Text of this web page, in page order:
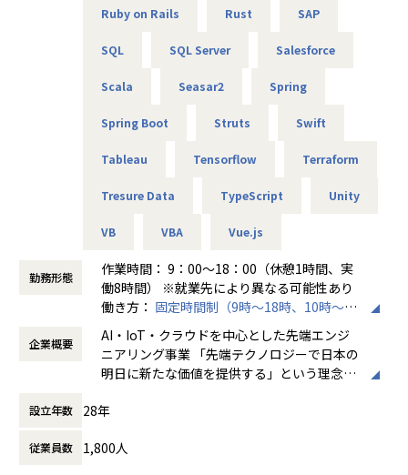
経験のある技術者をリーダーに任命し、技術者のフォロー
ができる体制を整えています。
リーダーと営業は月に1度会議の場を設けており、情報共
有を行っております。
Ruby on Rails Rust SAP
SQL SQL Server Salesforce
Scala Seasar2 Spring
Spring Boot Struts Swift
Tableau Tensorflow Terraform
Tresure Data TypeScript Unity
VB VBA Vue.js
勤務形態
作業時間： 9：00～18：00（休憩1時間、実
働8時間） ※就業先により異なる可能性あり
働き方： 固定時間制（9時～18時、10時～19
時間外労働の有無： 有（月平均20時間～30
時間）
休憩時間： 60分
企業概要
AI・IoT・クラウドを中心とした先端エンジ
ニアリング事業 「先端テクノロジーで日本の
明日に新たな価値を提供する」という理念を
た先端テクノロジーの中で「ジャパニアスだ
アリング業界から必要とされ続ける会社を目
設立年数 28年
従業員数 1,800人